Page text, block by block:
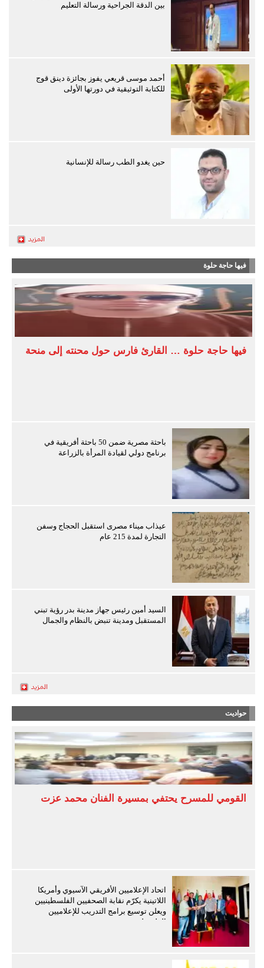
بين الدقة الجراحية ورسالة التعليم
أحمد موسى قريعي يفوز بجائزة دينق قوج
للكتابة التوثيقية في دورتها الأولى
حين يغدو الطب رسالة للإنسانية
فيها حاجة حلوة
فيها حاجة حلوة … القارئ فارس حول محنته إلى منحة
باحثة مصرية ضمن 50 باحثة أفريقية في
برنامج دولي لقيادة المرأة بالزراعة
عيذاب ميناء مصرى استقبل الحجاج وسفن
التجارة لمدة 215 عام
السيد أمين رئيس جهاز مدينة بدر رؤية تبني
المستقبل ومدينة تنبض بالنظام والجمال
حواديت
القومي للمسرح يحتفي بمسيرة الفنان محمد عزت
اتحاد الإعلاميين الأفريقي الآسيوي وأمريكا
اللاتينية يكرّم نقابة الصحفيين الفلسطينيين
ويعلن توسيع برامج التدريب للإعلاميين
الفلسطينيين